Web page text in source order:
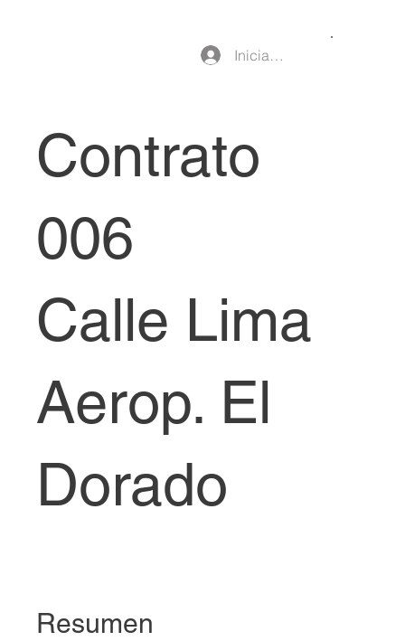
Iniciar sesión
Contrato
006
Calle Lima
Aerop. El
Dorado
Resumen